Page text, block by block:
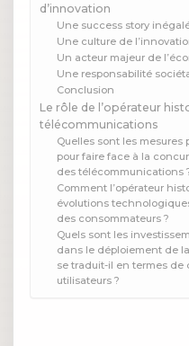
d’innovation
Une success story
Une culture de
Un acteur majeur de
Une responsabilité
Conclusion
Le rôle de l’opérateur
télécommunications
Quelles sont les mesures
pour faire face à la
des télécommunications
Comment l’opérateur
évolutions
des consommateurs ?
Quels sont les
dans le déploiement de
se traduit-il en termes de
utilisateurs ?